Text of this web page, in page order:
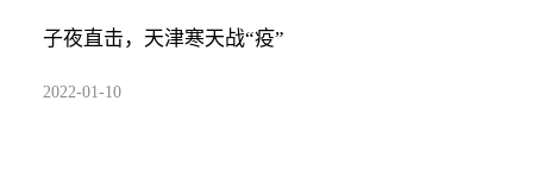
子夜直击，天津寒天战“疫”
2022-01-10